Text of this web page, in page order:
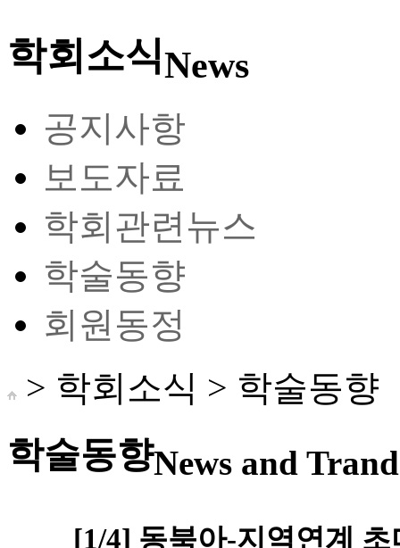
학회소식News
공지사항
보도자료
학회관련뉴스
학술동향
회원동정
> 학회소식 > 학술동향
학술동향News and
[1/4] 동북아-지역연계